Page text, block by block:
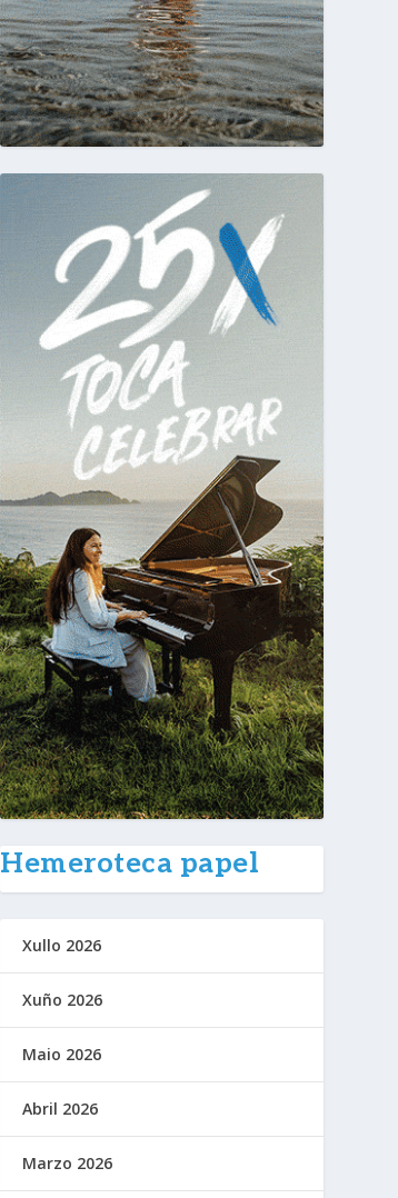
Hemeroteca papel
Xullo 2026
Xuño 2026
Maio 2026
Abril 2026
Marzo 2026